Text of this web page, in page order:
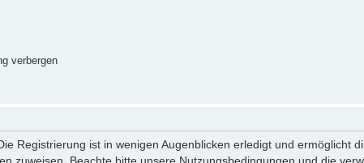
verbergen
Registrierung ist in wenigen Augenblicken erledigt und ermöglicht
zuweisen. Beachte bitte unsere Nutzungsbedingungen und die